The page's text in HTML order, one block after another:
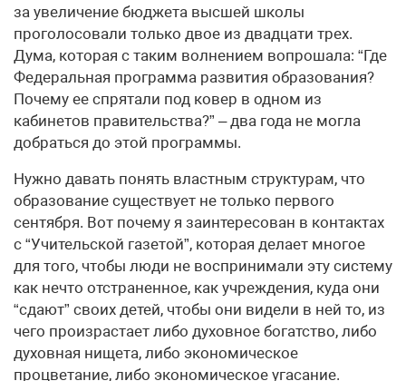
за увеличение бюджета высшей школы
проголосовали только двое из двадцати трех.
Дума, которая с таким волнением вопрошала: “Где
Федеральная программа развития образования?
Почему ее спрятали под ковер в одном из
кабинетов правительства?” – два года не могла
добраться до этой программы.
Нужно давать понять властным структурам, что
образование существует не только первого
сентября. Вот почему я заинтересован в контактах
с “Учительской газетой”, которая делает многое
для того, чтобы люди не воспринимали эту систему
как нечто отстраненное, как учреждения, куда они
“сдают” своих детей, чтобы они видели в ней то, из
чего произрастает либо духовное богатство, либо
духовная нищета, либо экономическое
процветание, либо экономическое угасание.